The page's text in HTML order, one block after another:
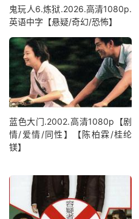
鬼玩人6.炼狱.2026.高清1080p.
英语中字【悬疑/奇幻/恐怖】
蓝色大门.2002.高清1080p【剧
情/爱情/同性】【陈柏霖/桂纶
镁】